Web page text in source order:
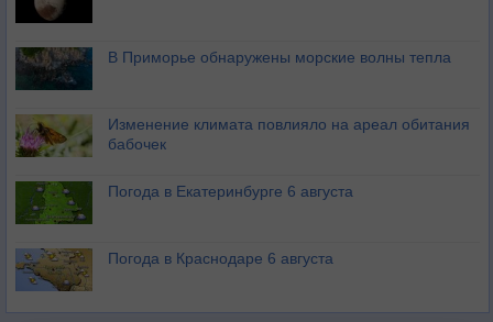
В Приморье обнаружены морские волны тепла
Изменение климата повлияло на ареал обитания
бабочек
Погода в Екатеринбурге 6 августа
Погода в Краснодаре 6 августа